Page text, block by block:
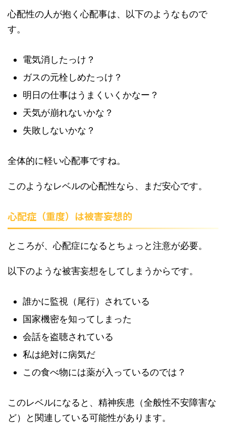
心配性の人が抱く心配事は、以下のようなもので
す。
電気消したっけ？
ガスの元栓しめたっけ？
明日の仕事はうまくいくかなー？
天気が崩れないかな？
失敗しないかな？
全体的に軽い心配事ですね。
このようなレベルの心配性なら、まだ安心です。
心配症（重度）は被害妄想的
ところが、心配症になるとちょっと注意が必要。
以下のような被害妄想をしてしまうからです。
誰かに監視（尾行）されている
国家機密を知ってしまった
会話を盗聴されている
私は絶対に病気だ
この食べ物には薬が入っているのでは？
このレベルになると、精神疾患（全般性不安障害な
ど）と関連している可能性があります。